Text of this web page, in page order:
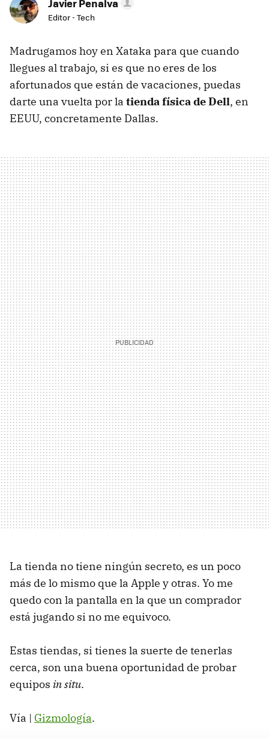
Javier Penalva
Editor - Tech
Madrugamos hoy en Xataka para que cuando
llegues al trabajo, si es que no eres de los
afortunados que están de vacaciones, puedas
darte una vuelta por la tienda física de Dell, en
EEUU, concretamente Dallas.
La tienda no tiene ningún secreto, es un poco
más de lo mismo que la Apple y otras. Yo me
quedo con la pantalla en la que un comprador
está jugando si no me equivoco.
Estas tiendas, si tienes la suerte de tenerlas
cerca, son una buena oportunidad de probar
equipos in situ.
Vía | Gizmología.